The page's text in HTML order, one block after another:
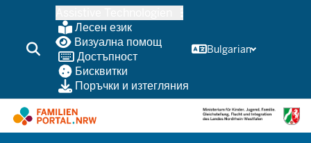
content
Лесен език
Визуална помощ
Достъпност
Бисквитки
Поръчки и изтегляния
Bulgarian